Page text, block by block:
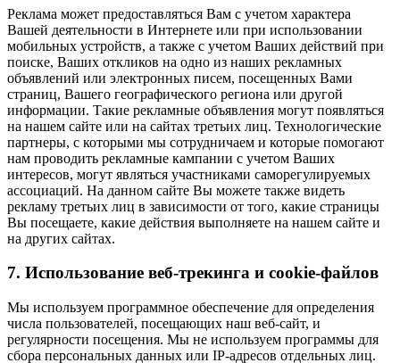
Реклама может предоставляться Вам с учетом характера
Вашей деятельности в Интернете или при использовании
мобильных устройств, а также с учетом Ваших действий при
поиске, Ваших откликов на одно из наших рекламных
объявлений или электронных писем, посещенных Вами
страниц, Вашего географического региона или другой
информации. Такие рекламные объявления могут появляться
на нашем сайте или на сайтах третьих лиц. Технологические
партнеры, с которыми мы сотрудничаем и которые помогают
нам проводить рекламные кампании с учетом Ваших
интересов, могут являться участниками саморегулируемых
ассоциаций. На данном сайте Вы можете также видеть
рекламу третьих лиц в зависимости от того, какие страницы
Вы посещаете, какие действия выполняете на нашем сайте и
на других сайтах.
7. Использование веб-трекинга и cookie-файлов
Мы используем программное обеспечение для определения
числа пользователей, посещающих наш веб-сайт, и
регулярности посещения. Мы не используем программы для
сбора персональных данных или IP-адресов отдельных лиц.